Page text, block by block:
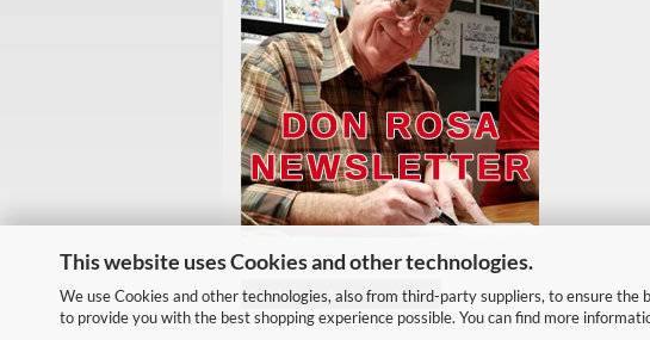
This website uses Cookies and other technologies.
We use Cookies and other technologies, also from third-party suppliers, to ensure
to provide you with the best shopping experience possible. You can find more
Withdraw from contract